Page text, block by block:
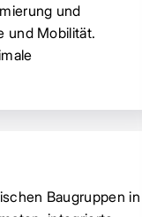
und
und Mobilität.
Baugruppen in